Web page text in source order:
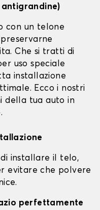
con un telone
Che si tratti di
uso speciale
installazione
Ecco i nostri
della tua auto in
di installare il telo,
evitare che polvere
perfettamente